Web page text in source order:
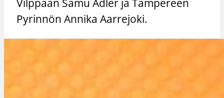
Vilppaan Samu Adler ja Tampereen
Pyrinnön Annika Aarrejoki.